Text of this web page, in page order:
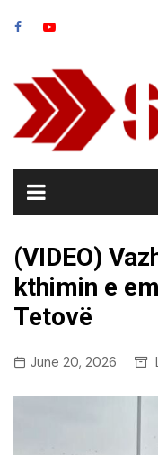
(VIDEO)
kthimin e
Tetovë
June 20, 2026